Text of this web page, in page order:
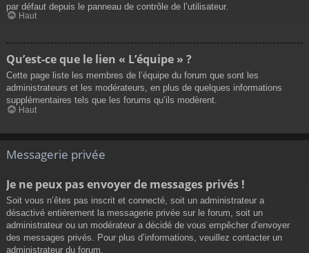
par défaut depuis le panneau de contrôle de l’utilisateur.
Haut
Qu’est-ce que le lien « L’équipe » ?
Cette page liste les membres de l’équipe du forum que sont les
administrateurs et les modérateurs, en plus de quelques informations
supplémentaires tels que les forums qu’ils modèrent.
Haut
Messagerie privée
Je ne peux pas envoyer de messages privés !
Soit vous n’êtes pas inscrit et connecté, soit un administrateur a
désactivé entièrement la messagerie privée sur le forum, soit un
administrateur ou un modérateur a décidé de vous empêcher d’envoyer
des messages privés. Pour plus d’informations, veuillez contacter un
administrateur du forum.